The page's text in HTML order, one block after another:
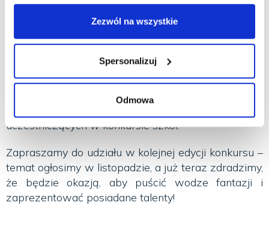
Zezwól na wszystkie
Spersonalizuj
Odmowa
nauczycielom za zaangażowanie i wsparcie
uczniów w przygotowaniach do konkursu.
zostaną przekazane laureatom przed końcem
Przed wakacjami ukaże się drukiemkonkursowa
książeczka z nagrodzonymi pracami
uczestniczących w konkursie szkół.
Zapraszamy do udziału w kolejnej edycji konkursu –
temat ogłosimy w listopadzie, a już teraz zdradzimy,
że będzie okazją, aby puścić wodze fantazji i
zaprezentować posiadane talenty!